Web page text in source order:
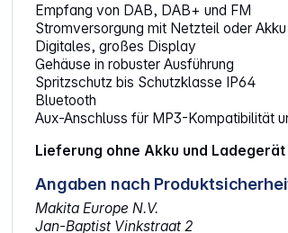
Empfang von DAB, DAB+ und FM
Stromversorgung mit Netzteil oder
Digitales, großes Display
Gehäuse in robuster Ausführung
Spritzschutz bis Schutzklasse IP64
Bluetooth
Aux-Anschluss für MP3-Kompatibilität
Lieferung ohne Akku und
Angaben nach
Makita Europe N.V.
Jan-Baptist Vinkstraat 2